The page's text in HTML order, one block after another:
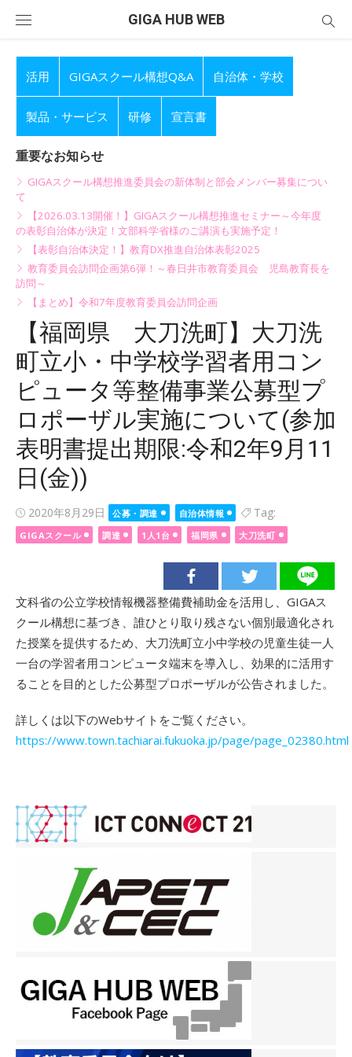
GIGA HUB WEB
活用 GIGAスクール構想Q&A 自治体・学校
製品・サービス 研修 宣言書
重要なお知らせ
GIGAスクール構想推進委員会の新体制と部会メンバー募集につい
て
【2026.03.13開催！】GIGAスクール構想推進セミナー～今年度
の表彰自治体が決定！文部科学省様のご講演も実施予定！
【表彰自治体決定！】教育DX推進自治体表彰2025
教育委員会訪問企画第6弾！～春日井市教育委員会 児島教育長を
訪問～
【まとめ】令和7年度教育委員会訪問企画
【福岡県 大刀洗町】大刀洗
町立小・中学校学習者用コン
ピュータ等整備事業公募型プ
ロポーザル実施について(参加
表明書提出期限:令和2年9月11
日(金))
Posted
on
2020年8月29日 公募・調達 自治体情報 Tag:
GIGAスクール 調達 1人1台 福岡県 大刀洗町
文科省の公立学校情報機器整備費補助金を活用し、GIGAス
クール構想に基づき、誰ひとり取り残さない個別最適化され
た授業を提供するため、大刀洗町立小中学校の児童生徒一人
一台の学習者用コンピュータ端末を導入し、効果的に活用す
ることを目的とした公募型プロポーザルが公告されました。
詳しくは以下のWebサイトをご覧ください。
https://www.town.tachiarai.fukuoka.jp/page/page_02380.html